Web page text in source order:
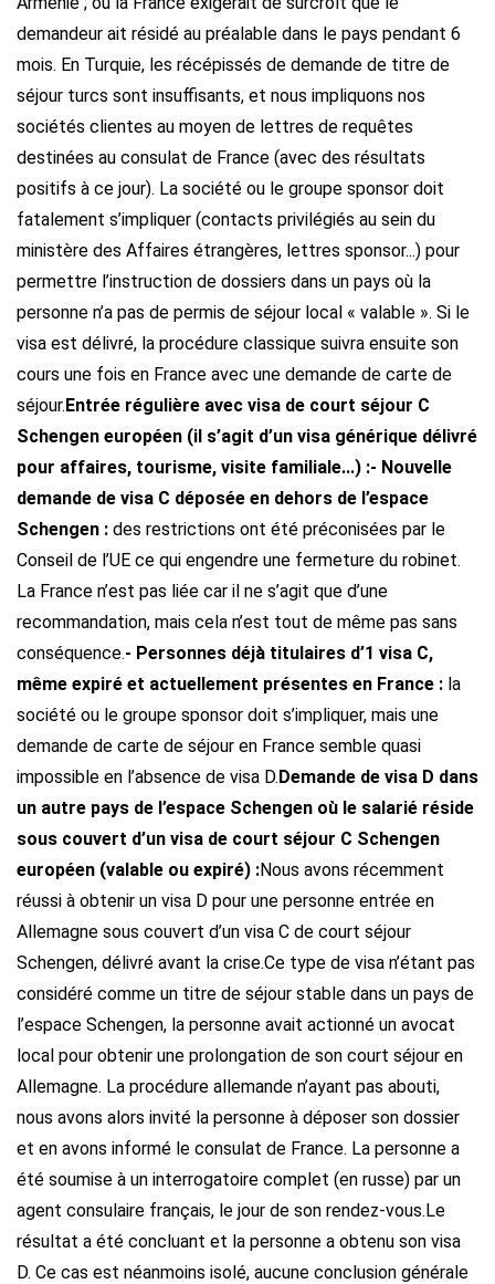
demandeur ait résidé au préalable dans le pays pendant 6
mois. En Turquie, les récépissés de demande de titre de
séjour turcs sont insuffisants, et nous impliquons nos
sociétés clientes au moyen de lettres de requêtes
destinées au consulat de France (avec des résultats
positifs à ce jour). La société ou le groupe sponsor doit
fatalement s’impliquer (contacts privilégiés au sein du
ministère des Affaires étrangères, lettres sponsor...) pour
permettre l’instruction de dossiers dans un pays où la
personne n’a pas de permis de séjour local « valable ». Si le
visa est délivré, la procédure classique suivra ensuite son
cours une fois en France avec une demande de carte de
séjour.Entrée régulière avec visa de court séjour C
Schengen européen (il s’agit d’un visa générique délivré
pour affaires, tourisme, visite familiale...) :- Nouvelle
demande de visa C déposée en dehors de l’espace
Schengen : des restrictions ont été préconisées par le
Conseil de l’UE ce qui engendre une fermeture du robinet.
La France n’est pas liée car il ne s’agit que d’une
recommandation, mais cela n’est tout de même pas sans
conséquence.- Personnes déjà titulaires d’1 visa C,
même expiré et actuellement présentes en France : la
société ou le groupe sponsor doit s’impliquer, mais une
demande de carte de séjour en France semble quasi
impossible en l’absence de visa D.Demande de visa D dans
un autre pays de l’espace Schengen où le salarié réside
sous couvert d’un visa de court séjour C Schengen
européen (valable ou expiré) :Nous avons récemment
réussi à obtenir un visa D pour une personne entrée en
Allemagne sous couvert d’un visa C de court séjour
Schengen, délivré avant la crise.Ce type de visa n’étant pas
considéré comme un titre de séjour stable dans un pays de
l’espace Schengen, la personne avait actionné un avocat
local pour obtenir une prolongation de son court séjour en
Allemagne. La procédure allemande n’ayant pas abouti,
nous avons alors invité la personne à déposer son dossier
et en avons informé le consulat de France. La personne a
été soumise à un interrogatoire complet (en russe) par un
agent consulaire français, le jour de son rendez-vous.Le
résultat a été concluant et la personne a obtenu son visa
D. Ce cas est néanmoins isolé, aucune conclusion générale